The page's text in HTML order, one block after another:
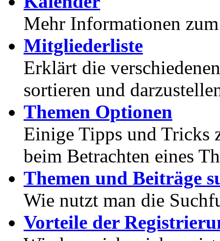
Mehr Informationen
Mitgliederliste
Erklärt die
sortieren und
Themen Optionen
Einige Tipps und Tricks
beim Betrachten eines
Themen und Beiträge
Wie nutzt man die
Vorteile der